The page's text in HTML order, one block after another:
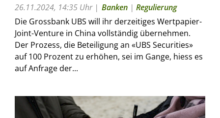
26.11.2024, 14:35 Uhr Banken | Regulierung
Die Grossbank UBS will ihr derzeitiges Wertpapier-
Joint-Venture in China vollständig übernehmen.
Der Prozess, die Beteiligung an «UBS Securities»
auf 100 Prozent zu erhöhen, sei im Gange, hiess es
auf Anfrage der...